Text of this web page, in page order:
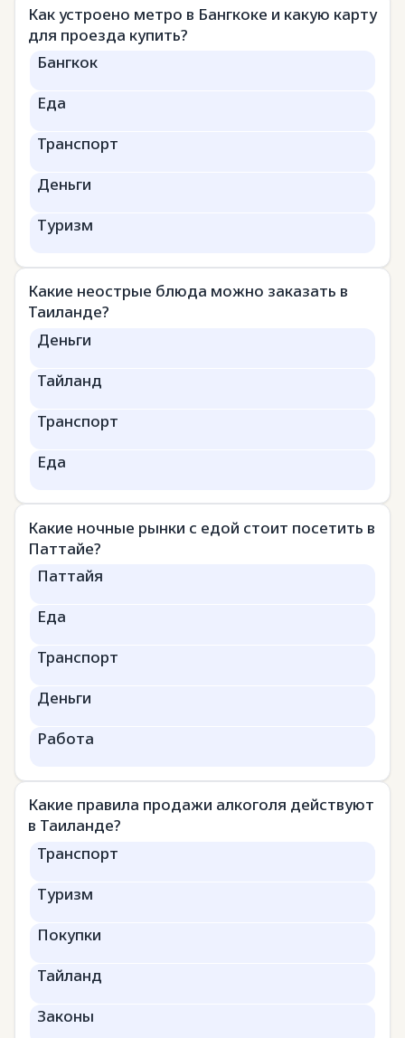
Как устроено метро в Бангкоке и какую карту
для проезда купить?
Бангкок
Еда
Транспорт
Деньги
Туризм
Какие неострые блюда можно заказать в
Таиланде?
Деньги
Тайланд
Транспорт
Еда
Какие ночные рынки с едой стоит посетить в
Паттайе?
Паттайя
Еда
Транспорт
Деньги
Работа
Какие правила продажи алкоголя действуют
в Таиланде?
Транспорт
Туризм
Покупки
Тайланд
Законы